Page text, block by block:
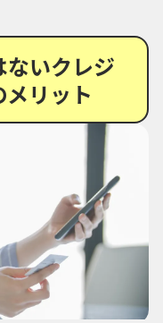
ないクレジ
リット